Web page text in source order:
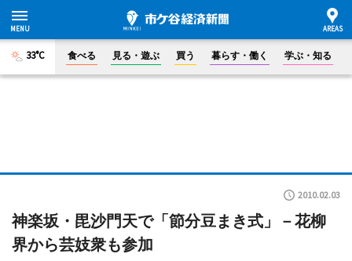
33°C 食べる 見る・遊ぶ 買う 暮らす・働く 学ぶ・知る
2010.02.03
神楽坂・毘沙門天で「節分豆まき式」－花柳
界から芸妓衆も参加